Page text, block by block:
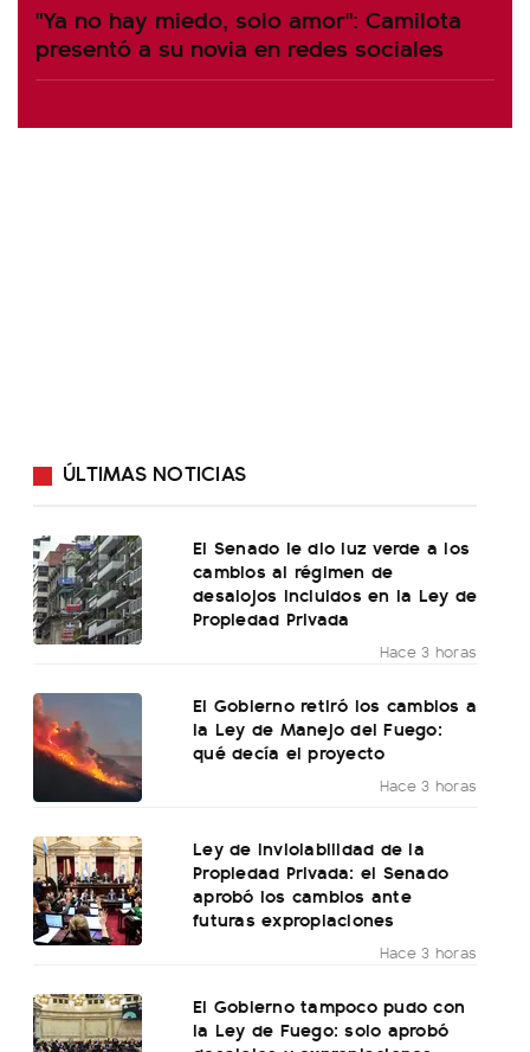
"Ya no hay miedo, solo amor": Camilota
presentó a su novia en redes sociales
ÚLTIMAS NOTICIAS
El Senado le dio luz verde a los
cambios al régimen de
desalojos incluidos en la Ley de
Propiedad Privada
Hace 3 horas
El Gobierno retiró los cambios a
la Ley de Manejo del Fuego:
qué decía el proyecto
Hace 3 horas
Ley de Inviolabilidad de la
Propiedad Privada: el Senado
aprobó los cambios ante
futuras expropiaciones
Hace 3 horas
El Gobierno tampoco pudo con
la Ley de Fuego: solo aprobó